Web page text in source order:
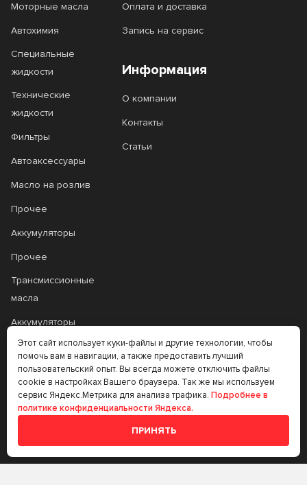
Моторные масла
Автохимия
Специальные
жидкости
Технические
жидкости
Фильтры
Автоаксессуары
Масло на розлив
Прочее
Аккумуляторы
Прочее
Трансмиссионные
масла
Аккумуляторы
Оплата и доставка
Запись на сервис
Информация
О компании
Контакты
Статьи
+7 (383) 335-77-99
rtt@m-masel.ru
Этот сайт использует куки-файлы и другие технологии, чтобы
помочь вам в навигации, а также предоставить лучший
пользовательский опыт. Вы всегда можете отключить файлы
cookie в настройках Вашего браузера. Так же мы используем
сервис Яндекс.Метрика для анализа трафика. Подробнее в
политике конфиденциальности Яндекса.
ПРИНЯТЬ